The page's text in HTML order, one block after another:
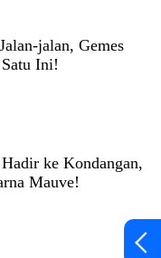
jalan, Gemes
Ini!
ke Kondangan,
Mauve!